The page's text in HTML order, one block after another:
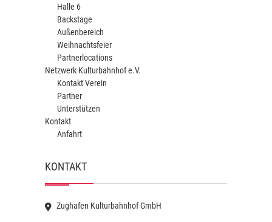
Halle 6
Backstage
Außenbereich
Weihnachtsfeier
Partnerlocations
Netzwerk Kulturbahnhof e.V.
Kontakt Verein
Partner
Unterstützen
Kontakt
Anfahrt
KONTAKT
Zughafen Kulturbahnhof GmbH